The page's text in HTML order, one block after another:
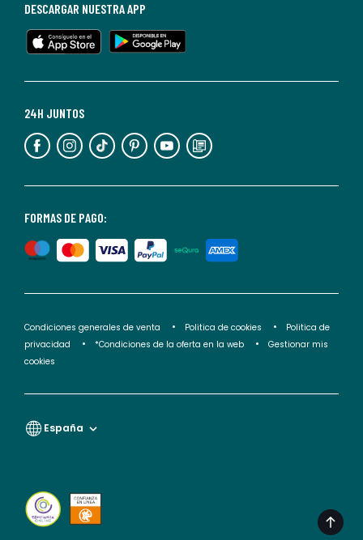
en
cualquier
Para
información,
puedes
nuestra
de
privacidad</2>.
FORMAS DE PAGO:
24H JUNTOS
DESCARGAR NUESTRA APP
Condiciones generales de venta Politica de cookies
Politica de
privacidad
*Condiciones de la oferta en la web
Gestionar mis
cookies
España